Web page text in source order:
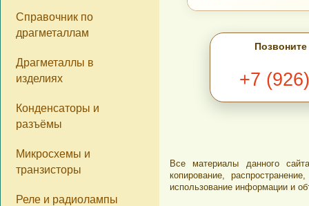
В разделе
Ватсап, Вайбер,
обратной связи
Мы находимся в
имеем
+7
Все материалы данного
копирование,
использование информации и
Справочник по
драгметаллам
Драгметаллы в
изделиях
Конденсаторы и
разъёмы
Микросхемы и
транзисторы
Реле и радиолампы